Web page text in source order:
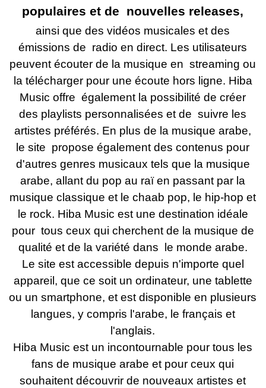
populaires et de nouvelles releases,
ainsi que des vidéos musicales et des
émissions de radio en direct. Les utilisateurs
peuvent écouter de la musique en streaming ou
la télécharger pour une écoute hors ligne. Hiba
Music offre également la possibilité de créer
des playlists personnalisées et de suivre les
artistes préférés. En plus de la musique arabe,
le site propose également des contenus pour
d'autres genres musicaux tels que la musique
arabe, allant du pop au raï en passant par la
musique classique et le chaab pop, le hip-hop et
le rock. Hiba Music est une destination idéale
pour tous ceux qui cherchent de la musique de
qualité et de la variété dans le monde arabe.
Le site est accessible depuis n'importe quel
appareil, que ce soit un ordinateur, une tablette
ou un smartphone, et est disponible en plusieurs
langues, y compris l'arabe, le français et
l'anglais.
Hiba Music est un incontournable pour tous les
fans de musique arabe et pour ceux qui
souhaitent découvrir de nouveaux artistes et